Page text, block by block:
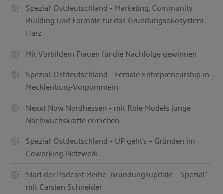
Spezial: Ostdeutschland – Marketing, Community
Building und Formate für das Gründungsökosystem
Harz
Mit Vorbildern Frauen für die Nachfolge gewinnen
Spezial: Ostdeutschland – Female Entrepreneurship in
Mecklenburg-Vorpommern
Nexxt Now Nordhessen – mit Role Models junge
Nachwuchskräfte erreichen
Spezial: Ostdeutschland – UP geht’s – Gründen im
Coworking-Netzwerk
Start der Podcast-Reihe „Gründungsupdate – Spezial“
mit Carsten Schneider